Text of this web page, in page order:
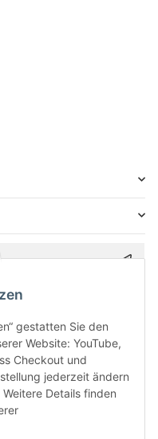
gestatten Sie den
Website: YouTube,
Checkout und
jederzeit ändern
Details finden